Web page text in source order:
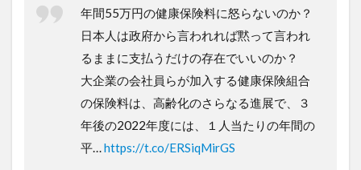
年間55万円の健康保険料に怒らないのか？
日本人は政府から言われれば黙って言われ
るままに支払うだけの存在でいいのか？
大企業の会社員らが加入する健康保険組合
の保険料は、高齢化のさらなる進展で、３
年後の2022年度には、１人当たりの年間の
平…https://t.co/ERSiqMirGS